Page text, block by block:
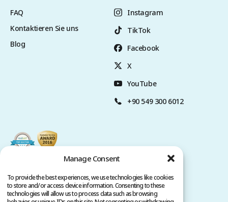
Manage Consent
To provide the best experiences, we use technologies like cookies
to store and/or access device information. Consenting to these
technologies will allow us to process data such as browsing
FAQ
Kontaktieren Sie uns
Blog
Instagram
TikTok
Facebook
X
YouTube
+90 549 300 6012